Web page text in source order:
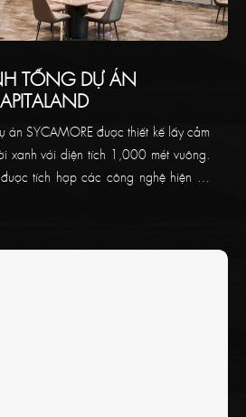
TỔNG DỰ ÁN
án SYCAMORE được thiết kế lấy cảm
xanh với diện tích 1,000 mét vuông.
tích hợp các công nghệ hiện tại